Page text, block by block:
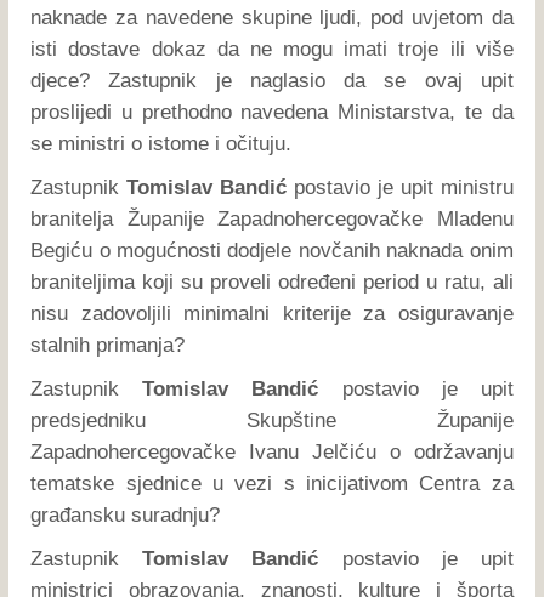
naknade za navedene skupine ljudi, pod uvjetom da
isti dostave dokaz da ne mogu imati troje ili više
djece? Zastupnik je naglasio da se ovaj upit
proslijedi u prethodno navedena Ministarstva, te da
se ministri o istome i očituju.
ZastupnikTomislav Bandić postavio je upit ministru
branitelja Županije Zapadnohercegovačke Mladenu
Begiću o mogućnosti dodjele novčanih naknada onim
braniteljima koji su proveli određeni period u ratu, ali
nisu zadovoljili minimalni kriterije za osiguravanje
stalnih primanja?
ZastupnikTomislav Bandić postavio je upit
predsjedniku Skupštine Županije
Zapadnohercegovačke Ivanu Jelčiću o održavanju
tematske sjednice u vezi s inicijativom Centra za
građansku suradnju?
ZastupnikTomislav Bandić postavio je upit
ministrici obrazovanja, znanosti, kulture i športa